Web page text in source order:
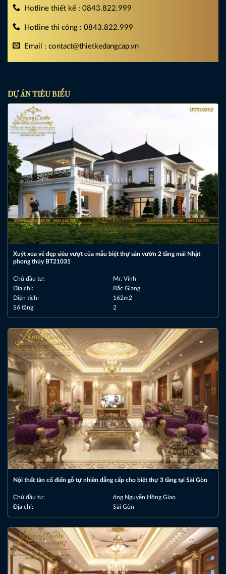
Hotline thiết kế : 0843.822.999
Hotline thi công : 0843.822.999
Email : contact@thietkedangcap.vn
DỰ ÁN TIÊU BIỂU
Xuýt xoa vẻ đẹp siêu vượt của mẫu biệt thự sân vườn 2 tầng mái Nhật
phong thủy BT21031
Chủ đầu tư:
Mr. Vinh
Địa chỉ:
Bắc Giang
Diện tích:
162m2
Số tầng:
2
Nội thất tân cổ điển gỗ tự nhiên đẳng cấp cho biệt thự 3 tầng tại Sài Gòn
Chủ đầu tư:
ông Nguyễn Hồng Giao
Địa chỉ:
Sài Gòn